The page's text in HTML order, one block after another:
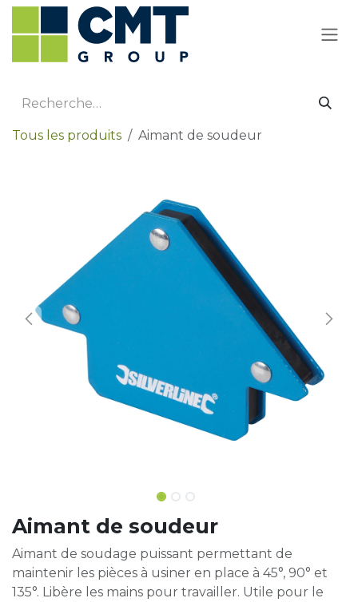
Se rendre au contenu
Tous les produits Aimant de soudeur
Aimant de soudeur
Aimant de soudage puissant permettant de
maintenir les pièces à usiner en place à 45°, 90° et
135°. Libère les mains pour travailler. Utile pour le